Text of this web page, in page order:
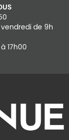
de 9h
17h00